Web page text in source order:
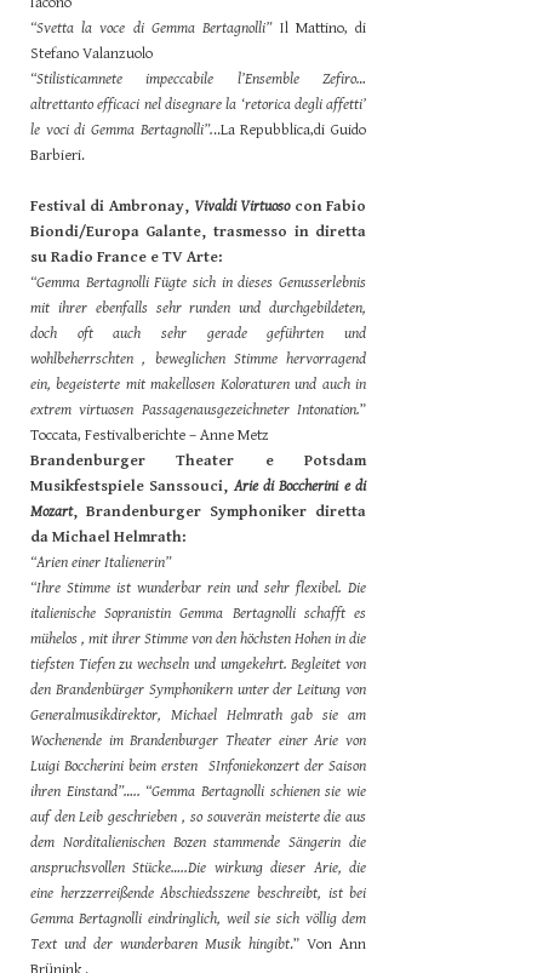
“Svetta la voce di Gemma Bertagnolli”Il Mattino, di
Stefano Valanzuolo
“Stilisticamnete impeccabile l’Ensemble Zefiro…
altrettanto efficaci nel disegnare la ‘retorica degli affetti’
le voci di Gemma Bertagnolli”...La Repubblica,di Guido
Barbieri.
Festival di Ambronay, Vivaldi Virtuosocon Fabio
Biondi/Europa Galante, trasmesso in diretta
su Radio France e TV Arte:
“Gemma Bertagnolli Fügte sich in dieses Genusserlebnis
mit ihrer ebenfalls sehr runden und durchgebildeten,
doch oft auch sehr gerade geführten und
wohlbeherrschten , beweglichen Stimme hervorragend
ein, begeisterte mit makellosen Koloraturen und auch in
extrem virtuosen Passagenausgezeichneter Intonation.”
Toccata, Festivalberichte – Anne Metz
Brandenburger Theater e Potsdam
Musikfestspiele Sanssouci,Arie di Boccherini e di
Mozart, Brandenburger Symphoniker diretta
da Michael Helmrath:
“Arien einer Italienerin”
“Ihre Stimme ist wunderbar rein und sehr flexibel. Die
italienische Sopranistin Gemma Bertagnolli schafft es
mühelos , mit ihrer Stimme von den höchsten Hohen in die
tiefsten Tiefen zu wechseln und umgekehrt. Begleitet von
den Brandenbürger Symphonikern unter der Leitung von
Generalmusikdirektor, Michael Helmrath gab sie am
Wochenende im Brandenburger Theater einer Arie von
Luigi Boccherini beim ersten SInfoniekonzert der Saison
ihren Einstand”….. “Gemma Bertagnolli schienen sie wie
auf den Leib geschrieben , so souverän meisterte die aus
dem Norditalienischen Bozen stammende Sängerin die
anspruchsvollen Stücke…..Die wirkung dieser Arie, die
eine herzzerreißende Abschiedsszene beschreibt, ist bei
Gemma Bertagnolli eindringlich, weil sie sich völlig dem
Text und der wunderbaren Musik hingibt.” Von Ann